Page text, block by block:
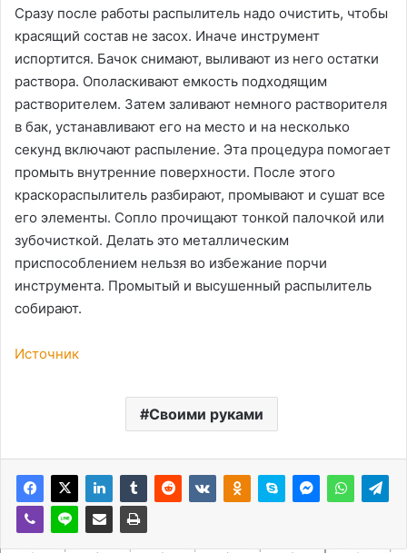
Сразу после работы распылитель надо очистить, чтобы
красящий состав не засох. Иначе инструмент
испортится. Бачок снимают, выливают из него остатки
раствора. Ополаскивают емкость подходящим
растворителем. Затем заливают немного растворителя
в бак, устанавливают его на место и на несколько
секунд включают распыление. Эта процедура помогает
промыть внутренние поверхности. После этого
краскораспылитель разбирают, промывают и сушат все
его элементы. Сопло прочищают тонкой палочкой или
зубочисткой. Делать это металлическим
приспособлением нельзя во избежание порчи
инструмента. Промытый и высушенный распылитель
собирают.
Источник
Своими руками